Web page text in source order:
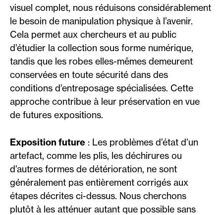
visuel complet, nous réduisons considérablement
le besoin de manipulation physique à l’avenir.
Cela permet aux chercheurs et au public
d’étudier la collection sous forme numérique,
tandis que les robes elles-mêmes demeurent
conservées en toute sécurité dans des
conditions d’entreposage spécialisées. Cette
approche contribue à leur préservation en vue
de futures expositions.
Exposition future : Les problèmes d’état d’un
artefact, comme les plis, les déchirures ou
d’autres formes de détérioration, ne sont
généralement pas entièrement corrigés aux
étapes décrites ci-dessus. Nous cherchons
plutôt à les atténuer autant que possible sans